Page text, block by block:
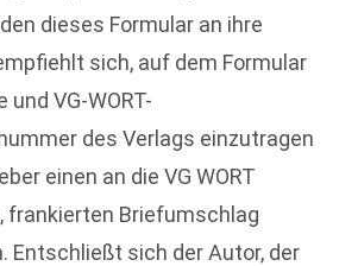
dieses Formular an ihre
sich, auf dem Formular
VG-WORT-
des Verlags einzutragen
einen an die VG WORT
frankierten Briefumschlag
Entschließt sich der Autor, der